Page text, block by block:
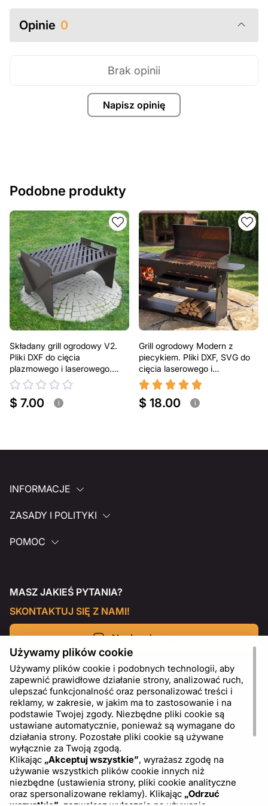
Opinie 0
Napisz opinię
Brak opinii
Podobne produkty
Składany grill ogrodowy V2.
Pliki DXF do cięcia
plazmowego i laserowego.
Przenośny grill BBQ
$ 7.00 i
Grill ogrodowy Modern z
piecykiem. Pliki DXF, SVG do
cięcia laserowego i
plazmowego
$ 18.00 i
INFORMACJE
ZASADY I POLITYKI
POMOC
MASZ JAKIEŚ PYTANIA?
SKONTAKTUJ SIĘ Z NAMI!
Napisz do nas
PL USD - US Dollar ($)
Używamy plików cookie
Używamy plików cookie i podobnych technologii, aby
zapewnić prawidłowe działanie strony, analizować ruch,
ulepszać funkcjonalność oraz personalizować treści i
reklamy, w zakresie, w jakim ma to zastosowanie i na
podstawie Twojej zgody. Niezbędne pliki cookie są
ustawiane automatycznie, ponieważ są wymagane do
działania strony. Pozostałe pliki cookie są używane
wyłącznie za Twoją zgodą.
Klikając „Akceptuj wszystkie”, wyrażasz zgodę na
używanie wszystkich plików cookie innych niż
niezbędne (ustawienia strony, pliki cookie analityczne
oraz spersonalizowane reklamy). Klikając „Odrzuć